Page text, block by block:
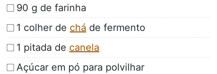
90 g de farinha
1 colher de chá de fermento
1 pitada de canela
Açúcar em pó para polvilhar